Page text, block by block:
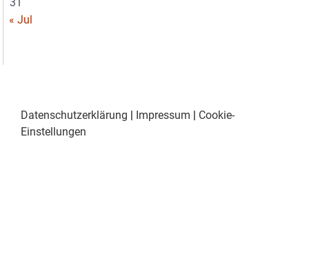
« Jul
Datenschutzerklärung Impressum
Cookie-
Einstellungen